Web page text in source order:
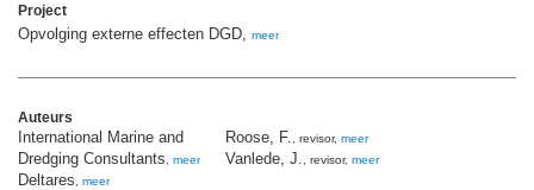
Project
Opvolging externe effecten DGD, meer
Auteurs
International Marine and
Dredging Consultants
meer
Deltares meer
Roose, F. , revisor, meer
Vanlede, J. , revisor, meer